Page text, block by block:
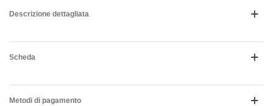
Descrizione dettagliata
Scheda
Metodi di pagamento